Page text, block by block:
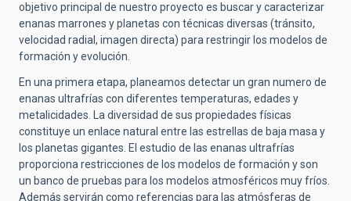
objetivo principal de nuestro proyecto es buscar y caracterizar
enanas marrones y planetas con técnicas diversas (tránsito,
velocidad radial, imagen directa) para restringir los modelos de
formación y evolución.
En una primera etapa, planeamos detectar un gran numero de
enanas ultrafrías con diferentes temperaturas, edades y
metalicidades. La diversidad de sus propiedades físicas
constituye un enlace natural entre las estrellas de baja masa y
los planetas gigantes. El estudio de las enanas ultrafrías
proporciona restricciones de los modelos de formación y son
un banco de pruebas para los modelos atmosféricos muy fríos.
Además servirán como referencias para las atmósferas de